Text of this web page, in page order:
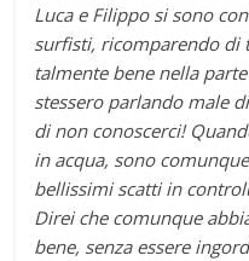
Luca e Filippo si sono
surfisti, ricomparendo di
talmente bene nella
stessero parlando male
di non conoscerci!
in acqua, sono
bellissimi scatti in
Direi che comunque
bene, senza essere